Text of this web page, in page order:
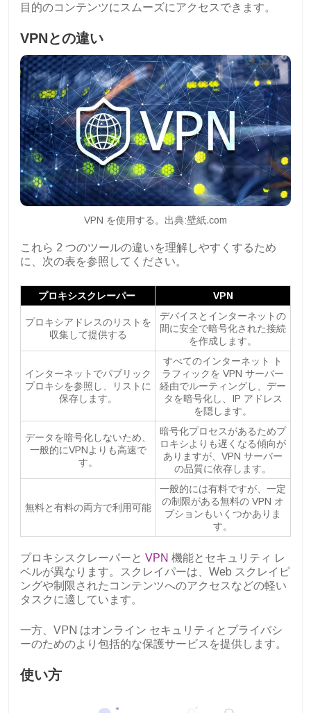
目的のコンテンツにスムーズにアクセスできます。
VPNとの違い
VPN を使用する。出典:壁紙.com
これら 2 つのツールの違いを理解しやすくするため
に、次の表を参照してください。
プロキシスクレーパー VPN
プロキシアドレスのリストを
収集して提供する
デバイスとインターネットの
間に安全で暗号化された接続
を作成します。
インターネットでパブリック
プロキシを参照し、リストに
保存します。
すべてのインターネット ト
ラフィックを VPN サーバー
経由でルーティングし、デー
タを暗号化し、IP アドレス
を隠します。
データを暗号化しないため、
一般的にVPNよりも高速で
す。
暗号化プロセスがあるためプ
ロキシよりも遅くなる傾向が
ありますが、VPN サーバー
の品質に依存します。
無料と有料の両方で利用可能
一般的には有料ですが、一定
の制限がある無料の VPN オ
プションもいくつかありま
す。
プロキシスクレーパーと VPN 機能とセキュリティ レ
ベルが異なります。スクレイパーは、Web スクレイピ
ングや制限されたコンテンツへのアクセスなどの軽い
タスクに適しています。
一方、VPN はオンライン セキュリティとプライバシ
ーのためのより包括的な保護サービスを提供します。
使い方